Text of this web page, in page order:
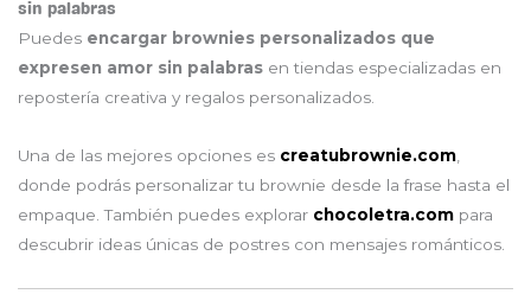
sin palabras
Puedes encargar brownies personalizados que
expresen amor sin palabras en tiendas especializadas en
repostería creativa y regalos personalizados.
Una de las mejores opciones es creatubrownie.com
donde podrás personalizar tu brownie desde la frase hasta el
empaque. También puedes explorar chocoletra.com para
descubrir ideas únicas de postres con mensajes románticos.